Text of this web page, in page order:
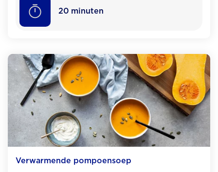
20 minuten
Verwarmende pompoensoep